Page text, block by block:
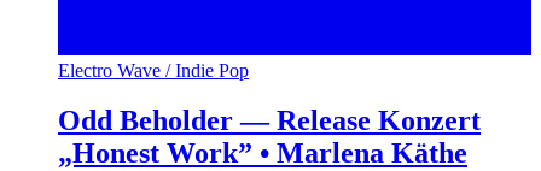
Electro Wave / Indie Pop
Odd Beholder — Release Konzert
„Honest Work” • Marlena Käthe